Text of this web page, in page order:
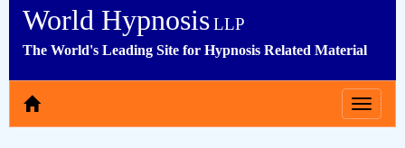
World HypnosisLLP
The World's Leading Site for Hypnosis Related Material
Toggle